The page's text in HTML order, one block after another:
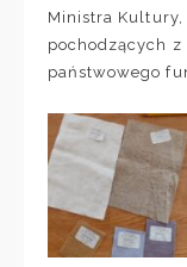
Ministra
pochodzących
państwowego